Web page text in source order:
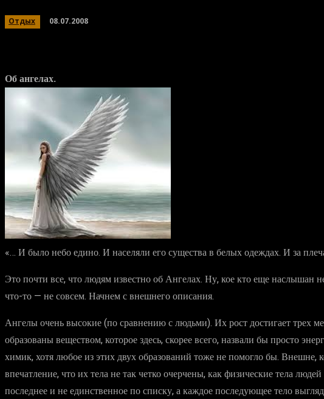
Отдых 08.07.2008
Об ангелах.
«… И было небо едино. И населяли его существа в белых одеждах. И за
Это почти все, что людям известно об Ангелах. Ну, кое кто еще наслышан
что-то — не совсем. Начнем с внешнего описания.
Ангелы очень высокие (по сравнению с людьми). Их рост достигает трех
образованы веществом, которое здесь, скорее всего, назвали бы просто
химик, хотя любое из этих двух образований тоже не помогло бы.
впечатление, что их тела не так четко очерчены, как физические тела
последнее и не единственное по списку, а каждое последующее тело